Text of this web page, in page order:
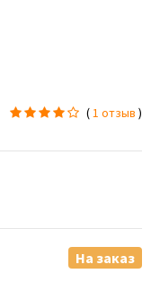
(1 отзыв )
На заказ